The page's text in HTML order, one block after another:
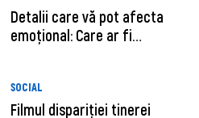
Detalii care vă pot afecta
emoțional: Care ar fi
SOCIAL
Filmul dispariției tinerei